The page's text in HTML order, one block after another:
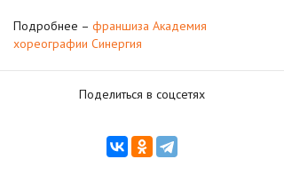
Подробнее – франшиза Академия
хореографии Синергия
Поделиться в соцсетях